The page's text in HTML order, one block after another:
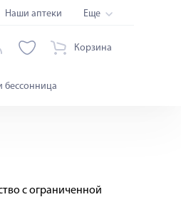
Наши аптеки Еще
Корзина
бессонница
с ограниченной